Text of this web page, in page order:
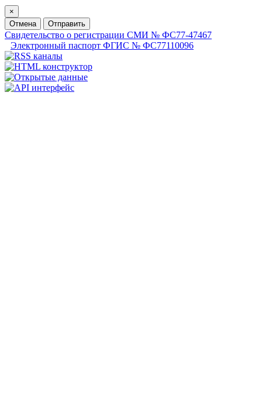
×
Отмена
Отправить
Свидетельство о регистрации СМИ № ФС77-47467
Электронный паспорт ФГИС № ФС77110096